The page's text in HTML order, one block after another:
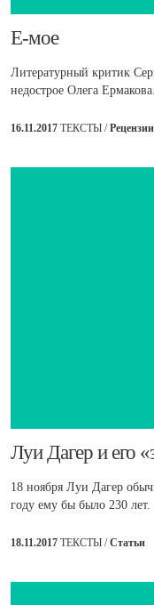
​Е-мое
Литературный критик
недострое Олега Ермакова.
16.11.2017 ТЕКСТЫ /Рецензии
Луи Дагер и его
18 ноября Луи Дагер
году ему бы было 230 лет.
18.11.2017 ТЕКСТЫ /Статьи